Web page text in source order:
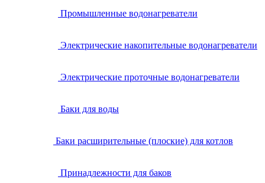
Промышленные водонагреватели
Электрические накопительные водонагреватели
Электрические проточные водонагреватели
Баки для воды
Баки расширительные (плоские) для котлов
Принадлежности для баков